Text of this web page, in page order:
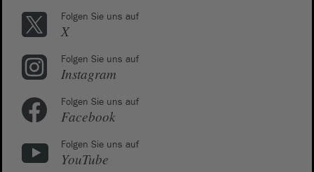
Folgen Sie uns auf
X
Folgen Sie uns auf
Instagram
Folgen Sie uns auf
Facebook
Folgen Sie uns auf
YouTube